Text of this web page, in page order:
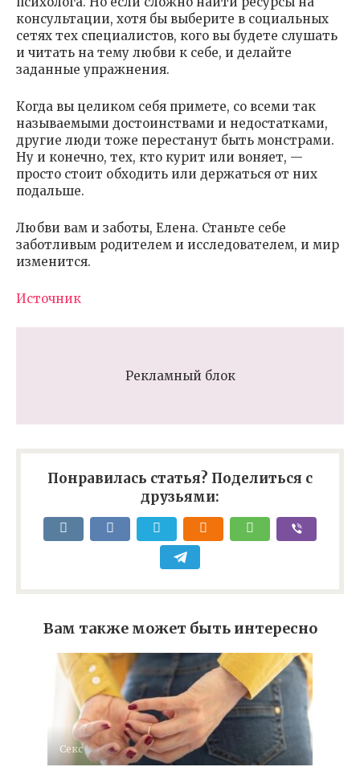
консультации, хотя бы выберите в социальных
сетях тех специалистов, кого вы будете слушать
и читать на тему любви к себе, и делайте
заданные упражнения.
Когда вы целиком себя примете, со всеми так
называемыми достоинствами и недостатками,
другие люди тоже перестанут быть монстрами.
Ну и конечно, тех, кто курит или воняет, —
просто стоит обходить или держаться от них
подальше.
Любви вам и заботы, Елена. Станьте себе
заботливым родителем и исследователем, и мир
изменится.
Источник
Рекламный блок
Понравилась статья? Поделиться с
друзьями:
Вам также может быть интересно
Секс